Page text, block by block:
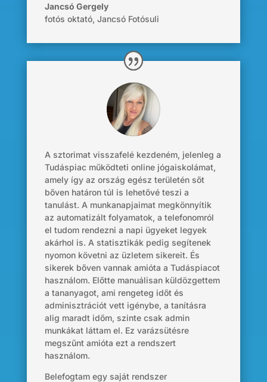
Jancsó Gergely
fotós oktató, Jancsó Fotósuli
A sztorimat visszafelé kezdeném, jelenleg a
Tudáspiac működteti online jógaiskolámat,
amely így az ország egész területén sőt
bőven határon túl is lehetővé teszi a
tanulást. A munkanapjaimat megkönnyítik
az automatizált folyamatok, a telefonomról
el tudom rendezni a napi ügyeket legyek
akárhol is. A statisztikák pedig segítenek
nyomon követni az üzletem sikereit. És
sikerek bőven vannak amióta a Tudáspiacot
használom. Előtte manuálisan küldözgettem
a tananyagot, ami rengeteg időt és
adminisztrációt vett igénybe, a tanításra
alig maradt időm, szinte csak admin
munkákat láttam el. Ez varázsütésre
megszűnt amióta ezt a rendszert
használom.
Belefogtam egy saját rendszer